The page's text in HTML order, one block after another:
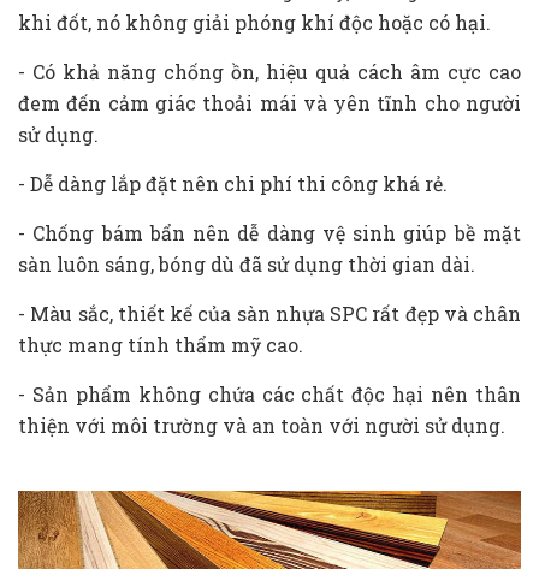
khi đốt, nó không giải phóng khí độc hoặc có hại.
- Có khả năng chống ồn, hiệu quả cách âm cực cao
đem đến cảm giác thoải mái và yên tĩnh cho người
sử dụng.
- Dễ dàng lắp đặt nên chi phí thi công khá rẻ.
- Chống bám bẩn nên dễ dàng vệ sinh giúp bề mặt
sàn luôn sáng, bóng dù đã sử dụng thời gian dài.
- Màu sắc, thiết kế của sàn nhựa SPC rất đẹp và chân
thực mang tính thẩm mỹ cao.
- Sản phẩm không chứa các chất độc hại nên thân
thiện với môi trường và an toàn với người sử dụng.